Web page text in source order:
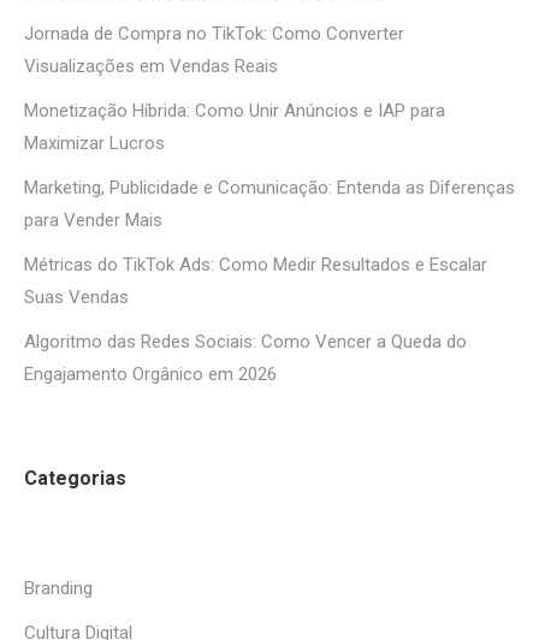
Jornada de Compra no TikTok: Como Converter
Visualizações em Vendas Reais
Monetização Híbrida: Como Unir Anúncios e IAP para
Maximizar Lucros
Marketing, Publicidade e Comunicação: Entenda as Diferenças
para Vender Mais
Métricas do TikTok Ads: Como Medir Resultados e Escalar
Suas Vendas
Algoritmo das Redes Sociais: Como Vencer a Queda do
Engajamento Orgânico em 2026
Categorias
Branding
Cultura Digital